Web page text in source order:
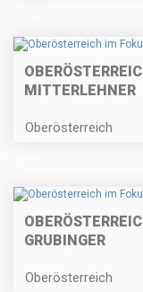
MITTERLEHNER
Oberösterreich
GRUBINGER
Oberösterreich